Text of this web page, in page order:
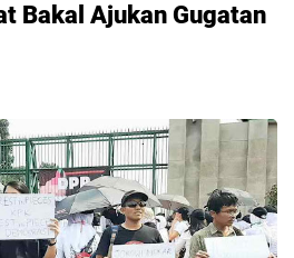
Bakal Ajukan Gugatan